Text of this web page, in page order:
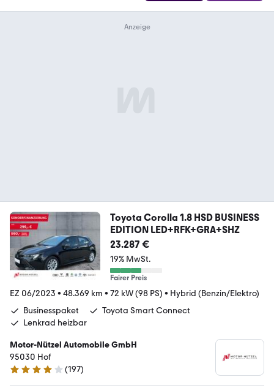
Toyota Corolla 1.8 HSD BUSINESS
EDITION LED+RFK+GRA+SHZ
23.287 €
19% MwSt.
Fairer Preis
EZ 06/2023 • 48.369 km • 72 kW (98 PS) • Hybrid (Benzin/Elektro)
Businesspaket
Toyota Smart Connect
Lenkrad heizbar
Motor-Nützel Automobile GmbH
95030 Hof
3.9 Sterne
(197)